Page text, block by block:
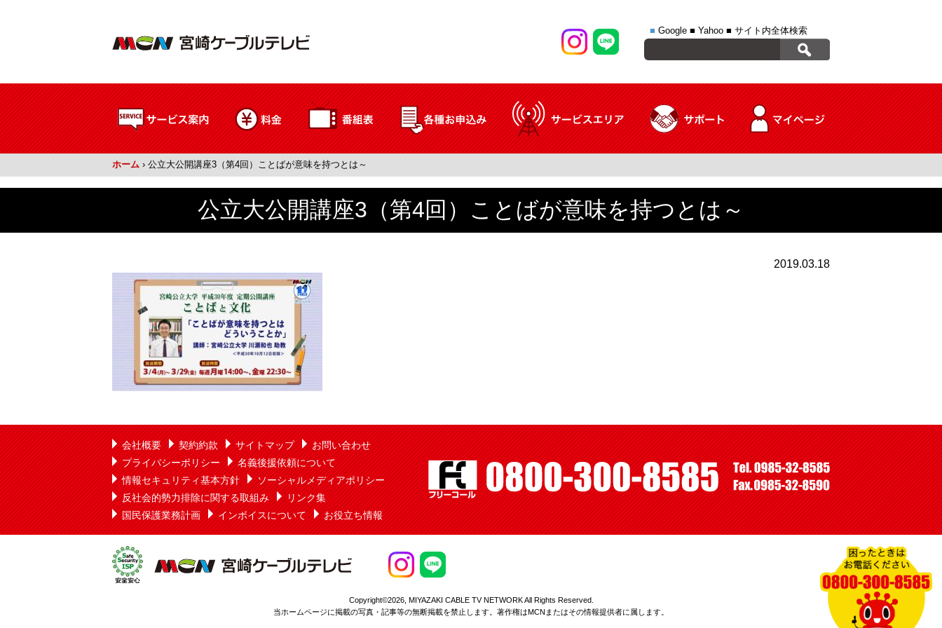
■ Google ■ Yahoo ■ サイト内全体検索
ホーム › 公立大公開講座3（第4回）ことばが意味を持つとは～
公立大公開講座3（第4回）ことばが意味を持つとは～
2019.03.18
会社概要 契約約款 サイトマップ
お問い合わせ
プライバシーポリシー
名義後援依頼について
情報セキュリティ基本方針
ソーシャルメディアポリシー
反社会的勢力排除に関する取組み
リンク集
国民保護業務計画
インボイスについて お役立ち情報
Copyright©2026, MIYAZAKI CABLE TV NETWORK All Rights Reserved.
当ホームページに掲載の写真・記事等の無断掲載を禁止します。著作権はMCNまたはその情報提供者に属します。